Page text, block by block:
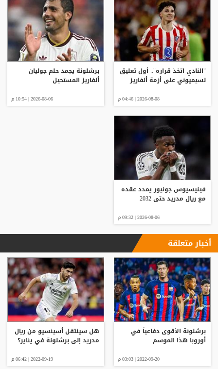
"النادي اتخذ قراره".. أول تعليق
لسيميوني على أزمة ألفاريز
2026-08-08 | 04:46 م
برشلونة يجمد حلم جوليان
ألفاريز المستحيل
2026-08-06 | 10:54 م
فينيسيوس جونيور يمدد عقده
مع ريال مدريد حتى 2032
2026-08-06 | 09:32 م
أخبار متعلقة
برشلونة الأقوى دفاعياً في
أوروبا هذا الموسم
2022-09-20 | 03:03 م
هل سينتقل أسينسيو من ريال
مدريد إلى برشلونة في يناير؟
2022-09-19 | 06:42 م